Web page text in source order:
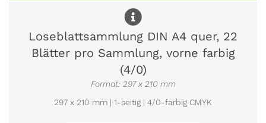
Loseblattsammlung DIN A4 quer, 22
Blätter pro Sammlung, vorne farbig
(4/0)
Format: 297 x 210 mm
297 x 210 mm | 1-seitig | 4/0-farbig CMYK